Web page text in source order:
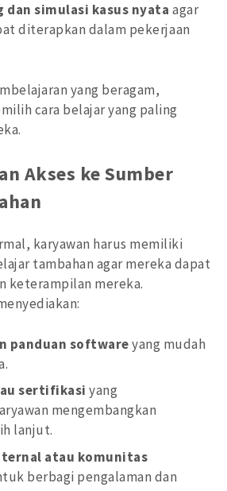
dan simulasi kasus nyata agar
diterapkan dalam pekerjaan
yang beragam,
cara belajar yang paling
Akses ke Sumber
karyawan harus memiliki
tambahan agar mereka dapat
keterampilan mereka.
panduan softwareyang mudah
sertifikasi yang
mengembangkan
lanjut.
atau komunitas
berbagi pengalaman dan